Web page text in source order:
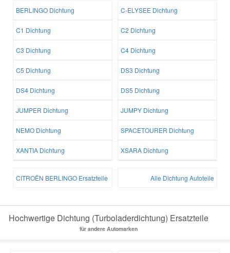
BERLINGO Dichtung C-ELYSEE Dichtung
C1 Dichtung C2 Dichtung
C3 Dichtung C4 Dichtung
C5 Dichtung DS3 Dichtung
DS4 Dichtung DS5 Dichtung
JUMPER Dichtung JUMPY Dichtung
NEMO Dichtung SPACETOURER Dichtung
XANTIA Dichtung XSARA Dichtung
CITROËN BERLINGO Ersatzteile Alle Dichtung Autoteile
Hochwertige Dichtung (Turboladerdichtung) Ersatzteile
für andere Automarken